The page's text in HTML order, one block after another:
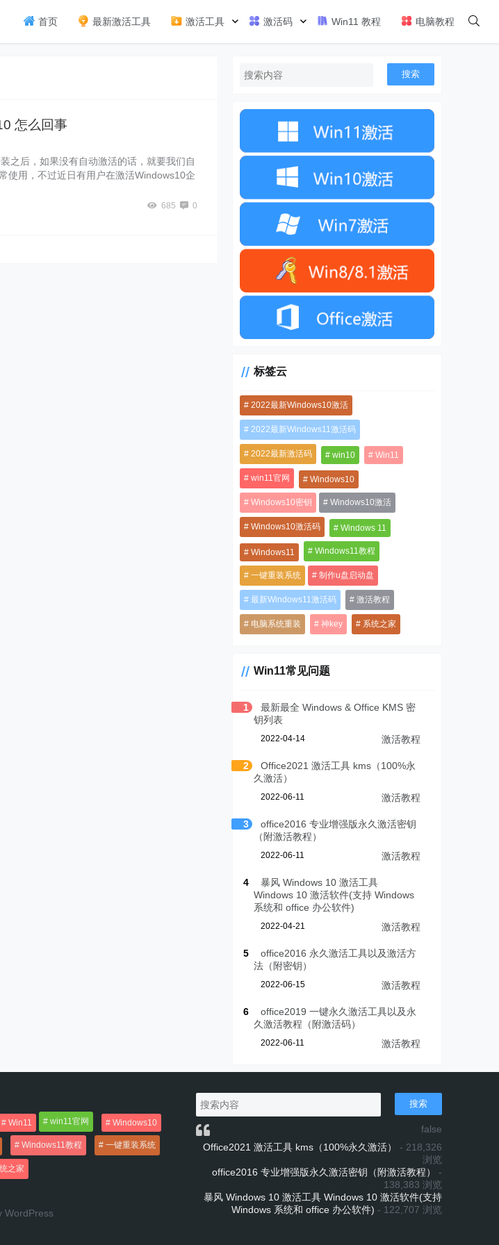
首页 最新激活工具 激活工具 激活码 Win11 教程 电脑教程
怎么回事
之后，如果没有自动激活的话，就要我们自
使用，不过近日有用户在激活Windows10企
下0xc004f074企业版Windows10的解决步
685 0
搜索
标签云
2022最新Windows10激活
2022最新Windows11激活码
2022最新激活码 win10 Win11
win11官网 Windows10
Windows10密钥 Windows10激活
Windows10激活码 Windows 11
Windows11 Windows11教程
一键重装系统 制作u盘启动盘
最新Windows11激活码 激活教程
电脑系统重装 神key 系统之家
Win11常见问题
1
最新最全 Windows & Office KMS 密
钥列表
2022-04-14 激活教程
2
Office2021 激活工具 kms（100%永
久激活）
2022-06-11 激活教程
3
office2016 专业增强版永久激活密钥
（附激活教程）
2022-06-11 激活教程
4
暴风 Windows 10 激活工具
Windows 10 激活软件(支持 Windows
系统和 office 办公软件)
2022-04-21 激活教程
5
office2016 永久激活工具以及激活方
法（附密钥）
2022-06-15 激活教程
6
office2019 一键永久激活工具以及永
久激活教程（附激活码）
2022-06-11 激活教程
Win11 win11官网 Windows10
Windows11教程 一键重装系统
之家
WordPress
搜索
false
Office2021 激活工具 kms（100%永久激活）
- 218,326
浏览
office2016 专业增强版永久激活密钥（附激活教程）
-
138,383 浏览
暴风 Windows 10 激活工具 Windows 10 激活软件(支持
Windows 系统和 office 办公软件) - 122,707 浏览